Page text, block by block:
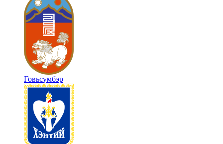
Говьсүмбэр